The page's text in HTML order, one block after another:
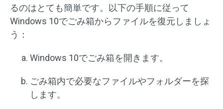
るのはとても簡単です。以下の手順に従って
Windows 10でごみ箱からファイルを復元しましょ
う：
Windows 10でごみ箱を開きます。
ごみ箱内で必要なファイルやフォルダーを探
します。